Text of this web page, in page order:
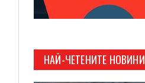
НАЙ-ЧЕТЕНИТЕ НОВИНИ